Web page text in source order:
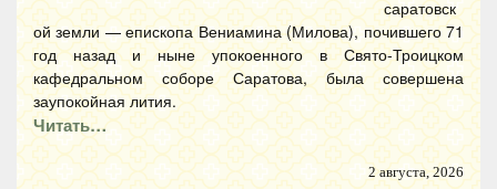
саратовск
ой земли — епископа Вениамина (Милова), почившего 71
год назад и ныне упокоенного в Свято-Троицком
кафедральном соборе Саратова, была совершена
заупокойная лития.
Читать…
2 августа, 2026